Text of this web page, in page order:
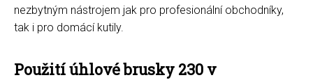
nezbytným nástrojem jak pro profesionální obchodníky,
tak i pro domácí kutily.
Použití úhlové brusky 230 v